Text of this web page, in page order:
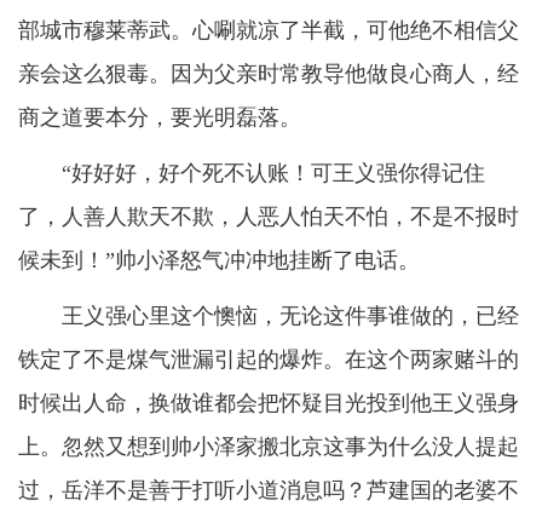
部城市穆莱蒂武。心唰就凉了半截，可他绝不相信父
亲会这么狠毒。因为父亲时常教导他做良心商人，经
商之道要本分，要光明磊落。
“好好好，好个死不认账！可王义强你得记住
了，人善人欺天不欺，人恶人怕天不怕，不是不报时
候未到！”帅小泽怒气冲冲地挂断了电话。
王义强心里这个懊恼，无论这件事谁做的，已经
铁定了不是煤气泄漏引起的爆炸。在这个两家赌斗的
时候出人命，换做谁都会把怀疑目光投到他王义强身
上。忽然又想到帅小泽家搬北京这事为什么没人提起
过，岳洋不是善于打听小道消息吗？芦建国的老婆不